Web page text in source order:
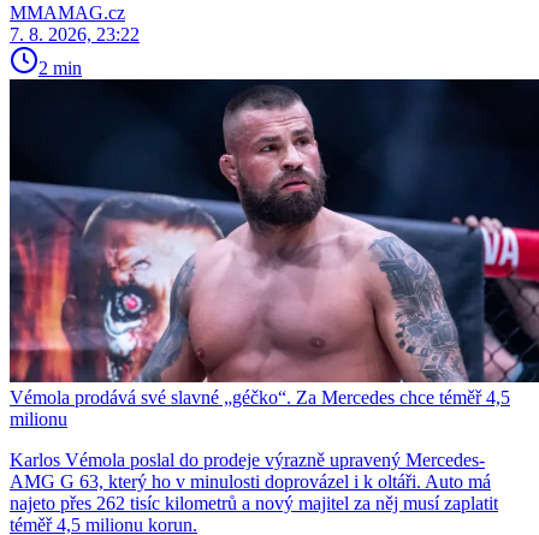
MMAMAG.cz
7. 8. 2026, 23:22
2 min
Vémola prodává své slavné „géčko“. Za Mercedes chce téměř 4,5
milionu
Karlos Vémola poslal do prodeje výrazně upravený Mercedes-
AMG G 63, který ho v minulosti doprovázel i k oltáři. Auto má
najeto přes 262 tisíc kilometrů a nový majitel za něj musí zaplatit
téměř 4,5 milionu korun.